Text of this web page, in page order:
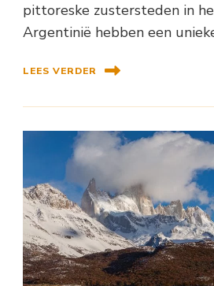
pittoreske zustersteden in
Argentinië hebben een
LEES VERDER